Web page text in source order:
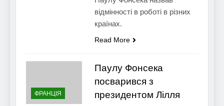
відмінності в роботі в різних
країнах.
Read More
ФРАНЦІЯ
Паулу Фонсека
посварився з
президентом Лілля